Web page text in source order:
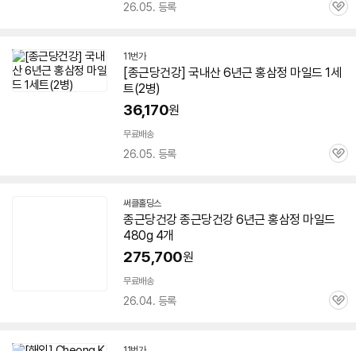
26.05. 등록
관
11번가
[종근당건강] 국내산6년근 홍삼정 마일드 1세
트(2병)
36,170원
무료배송
26.05. 등록
관
써클홀딩스네
이
버
이
종근당건강 종근당건강6년근 홍삼정 마일드
480g 4개
275,700원
무료배송
26.04. 등록
관